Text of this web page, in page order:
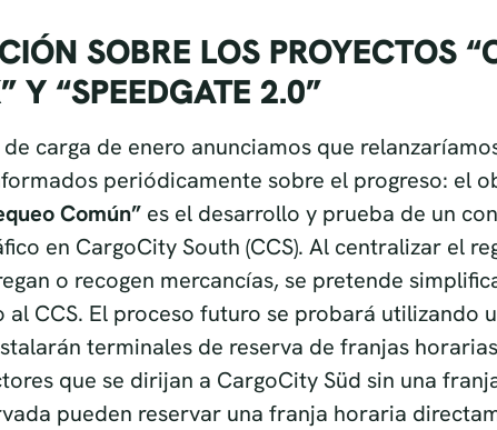
SOBRE LOS PROYECTOS
Y “SPEEDGATE 2.0”
carga de enero anunciamos que
periódicamente sobre el progreso: el
Común” es el desarrollo y prueba de un
en CargoCity South (CCS). Al centralizar el
o recogen mercancías, se pretende
al CCS. El proceso futuro se probará utilizando
terminales de reserva de franjas
que se dirijan a CargoCity Süd sin una
pueden reservar una franja horaria